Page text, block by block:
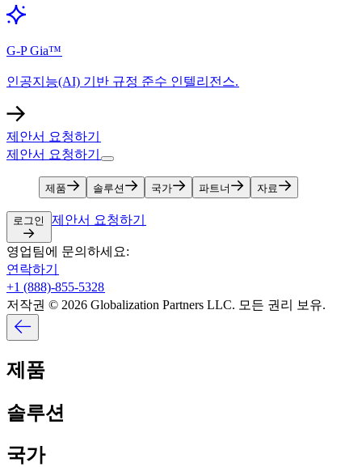
G-P Gia™​​
인공지능(AI) 기반 규정 준수 인텔리전스.​​
제안서 요청하기​​
제안서 요청하기​​
제품​​ 솔루션​​ 국가​​ 파트너​​ 자료​​
로그인​​ 제안서 요청하기​​
영업팀에 문의하세요:​​
연락하기​​
+1 (888)-855-5328​​
저작권 © 2026 Globalization Partners LLC. 모든 권리 보유.​​
제품​​
솔루션​​
국가​​